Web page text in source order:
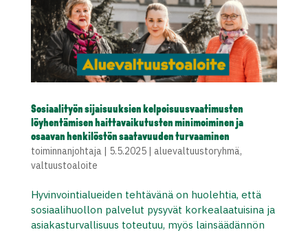
Sosiaalityön sijaisuuksien kelpoisuusvaatimusten
löyhentämisen haittavaikutusten minimoiminen ja
osaavan henkilöstön saatavuuden turvaaminen
toiminnanjohtaja| 5.5.2025| aluevaltuustoryhmä,
valtuustoaloite
Hyvinvointialueiden tehtävänä on huolehtia, että
sosiaalihuollon palvelut pysyvät korkealaatuisina ja
asiakasturvallisuus toteutuu, myös lainsäädännön